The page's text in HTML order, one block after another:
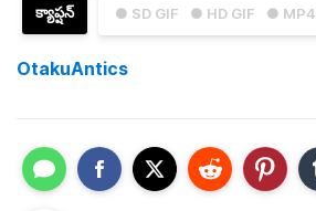
● SD GIF ● HD GIF ● MP4
క్యాప్షన్
OtakuAntics